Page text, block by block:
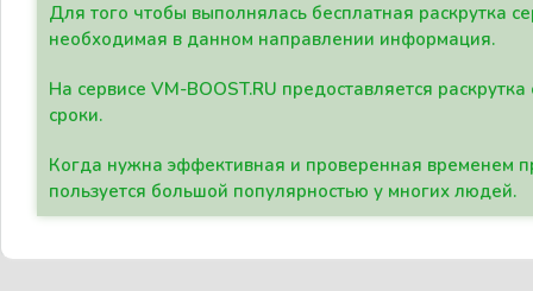
Для того чтобы выполнялась бесплатная раскрутка
необходимая в данном направлении информация.
На сервисе VM-BOOST.RU предоставляется
сроки.
Когда нужна эффективная и проверенная временем
пользуется большой популярностью у многих людей.